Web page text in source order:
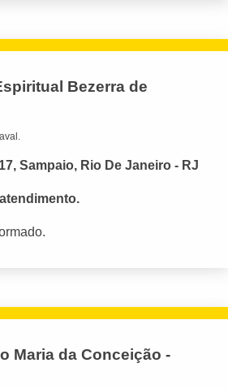
Bezerra de
Sampaio, Rio De Janeiro - RJ
Maria da Conceição -